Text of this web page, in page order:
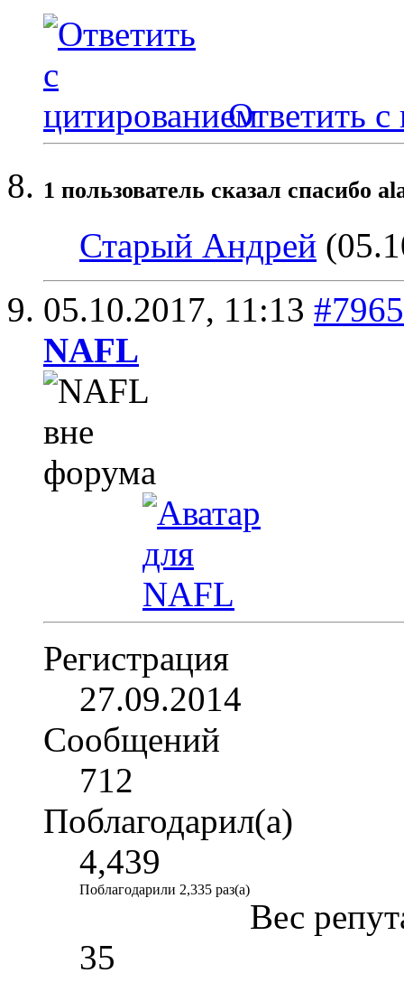
Ответить с
1 пользователь сказал cпасибо
Старый Андрей
05.10.2017, 11:13 #7965
NAFL
Регистрация
27.09.2014
Сообщений
712
Поблагодарил(а)
4,439
Поблагодарили 2,335 раз(а)
Вес
35